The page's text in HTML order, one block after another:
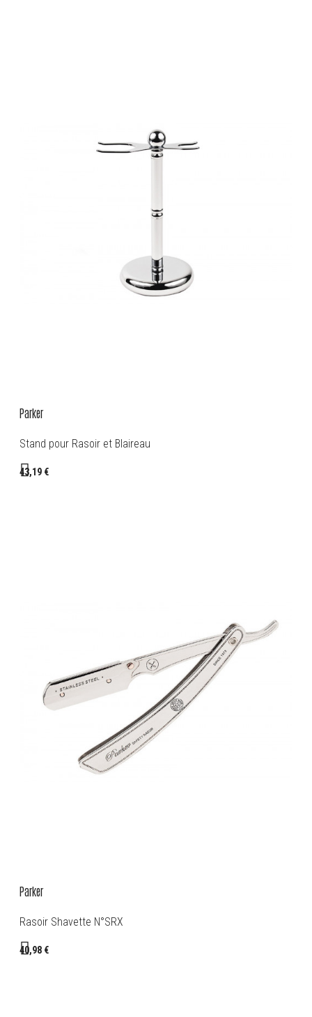
Parker
Stand pour Rasoir et Blaireau
43,19 €
Parker
Rasoir Shavette N°SRX
40,98 €